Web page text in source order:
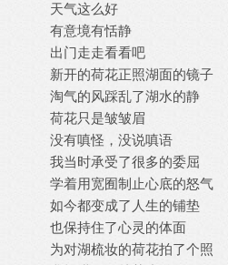
天气这么好
有意境有恬静
出门走走看看吧
新开的荷花正照湖面的镜子
淘气的风踩乱了湖水的静
荷花只是皱皱眉
没有嗔怪，没说嗔语
我当时承受了很多的委屈
学着用宽囿制止心底的怒气
如今都变成了人生的铺垫
也保持住了心灵的体面
为对湖梳妆的荷花拍了个照